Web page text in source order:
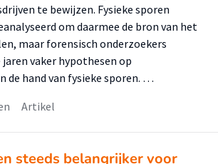
te bewijzen. Fysieke sporen
om daarmee de bron van het
maar forensisch onderzoekers
vaker hypothesen op
de hand van fysieke sporen. …
Artikel
steeds belangrijker voor